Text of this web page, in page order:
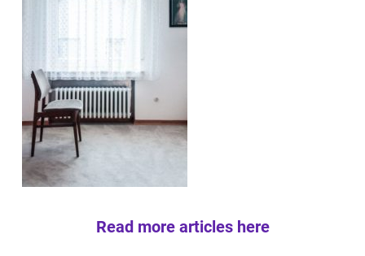
Read more articles here